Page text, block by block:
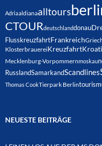
Adriaaldianaalltours
CTOURdeutschlanddonau
FlusskreuzfahrtFrankreich
KlosterbrauereiKreuzfahrt
Mecklenburg-Vorpommernmoskau
RusslandSamarkandScandlines
Thomas CookTierpark Berlin
NEUESTE BEITRÄGE